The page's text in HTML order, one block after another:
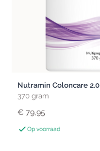
Nutramin Coloncare 2.0
370 gram
€ 79,95
Op voorraad